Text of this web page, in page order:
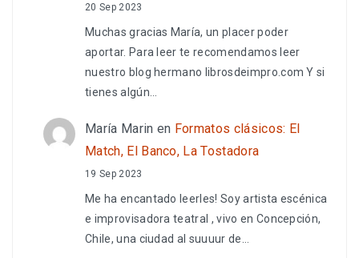
20 Sep 2023
Muchas gracias María, un placer poder
aportar. Para leer te recomendamos leer
nuestro blog hermano librosdeimpro.com Y si
tienes algún…
María Marin en Formatos clásicos: El
Match, El Banco, La Tostadora
19 Sep 2023
Me ha encantado leerles! Soy artista escénica
e improvisadora teatral , vivo en Concepción,
Chile, una ciudad al suuuur de…